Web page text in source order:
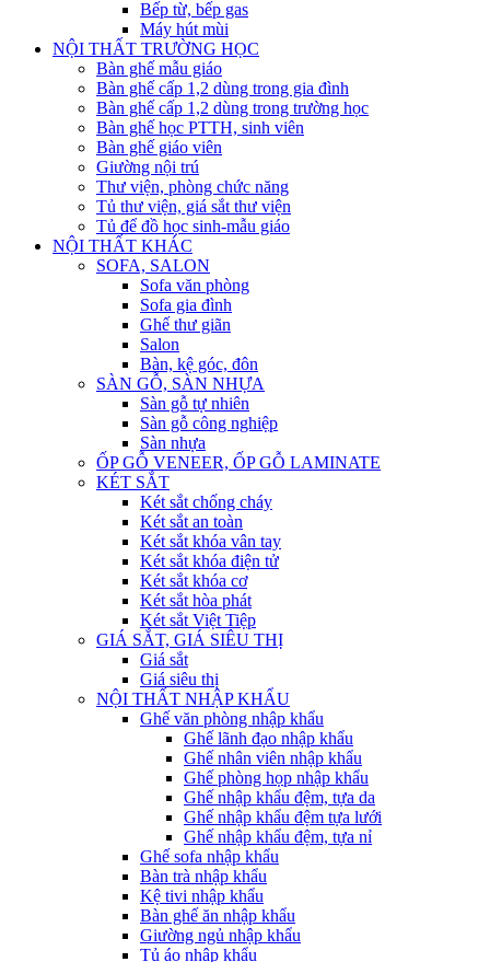
Bếp từ, bếp gas
Máy hút mùi
NỘI THẤT TRƯỜNG HỌC
Bàn ghế mẫu giáo
Bàn ghế cấp 1,2 dùng trong gia đình
Bàn ghế cấp 1,2 dùng trong trường học
Bàn ghế học PTTH, sinh viên
Bàn ghế giáo viên
Giường nội trú
Thư viện, phòng chức năng
Tủ thư viện, giá sắt thư viện
Tủ để đồ học sinh-mẫu giáo
NỘI THẤT KHÁC
SOFA, SALON
Sofa văn phòng
Sofa gia đình
Ghế thư giãn
Salon
Bàn, kệ góc, đôn
SÀN GỖ, SÀN NHỰA
Sàn gỗ tự nhiên
Sàn gỗ công nghiệp
Sàn nhựa
ỐP GỖ VENEER, ỐP GỖ LAMINATE
KÉT SẮT
Két sắt chống cháy
Két sắt an toàn
Két sắt khóa vân tay
Két sắt khóa điện tử
Két sắt khóa cơ
Két sắt hòa phát
Két sắt Việt Tiệp
GIÁ SẮT, GIÁ SIÊU THỊ
Giá sắt
Giá siêu thị
NỘI THẤT NHẬP KHẨU
Ghế văn phòng nhập khẩu
Ghế lãnh đạo nhập khẩu
Ghế nhân viên nhập khẩu
Ghế phòng họp nhập khẩu
Ghế nhập khẩu đệm, tựa da
Ghế nhập khẩu đệm tựa lưới
Ghế nhập khẩu đệm, tựa nỉ
Ghế sofa nhập khẩu
Bàn trà nhập khẩu
Kệ tivi nhập khẩu
Bàn ghế ăn nhập khẩu
Giường ngủ nhập khẩu
Tủ áo nhập khẩu